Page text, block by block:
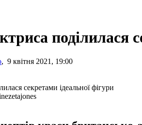
поділилася
, 9 квітня 2021, 19:00